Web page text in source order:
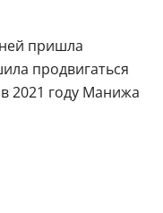
пришла
продвигаться
2021 году Манижа